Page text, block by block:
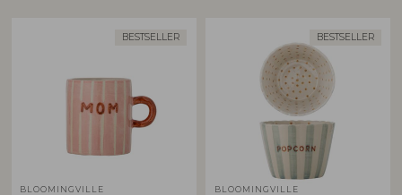
BESTSELLER
BLOOMINGVILLE
BESTSELLER
BLOOMINGVILLE